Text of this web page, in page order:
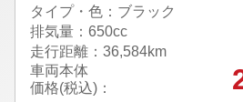
タイプ・色：ブラック
排気量：650cc
走行距離：36,584km
車両本体
価格(税込)：